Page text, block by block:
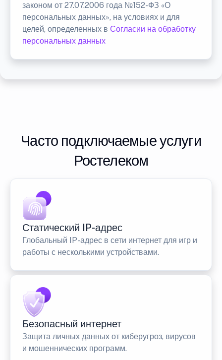
законом от 27.07.2006 года №152-ФЗ «О
персональных данных», на условиях и для
целей, определенных в Согласии на обработку
персональных данных
Часто подключаемые услуги
Ростелеком
Статический IP-адрес
Глобальный IP-адрес в сети интернет для игр и
работы с несколькими устройствами.
Безопасный интернет
Защита личных данных от киберугроз, вирусов
и мошеннических программ.